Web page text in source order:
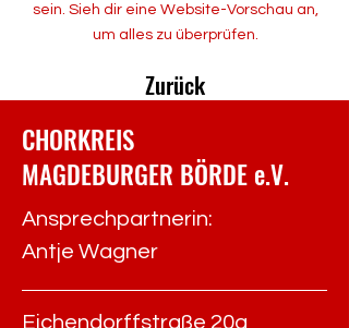
sein. Sieh dir eine Website-Vorschau an,
um alles zu überprüfen.
Zurück
CHORKREIS
MAGDEBURGER BÖRDE e.V.
Ansprechpartnerin:
Antje Wagner
Eichendorffstraße 20a